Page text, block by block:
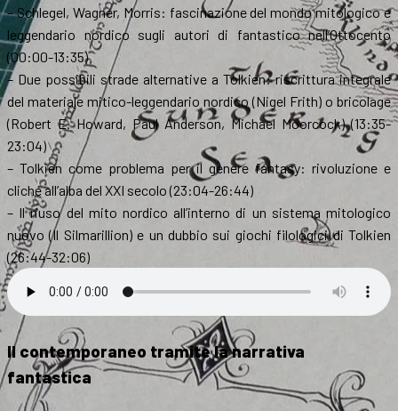
– Schlegel, Wagner, Morris: fascinazione del mondo mitologico e
leggendario nordico sugli autori di fantastico nell’Ottocento
(00:00-13:35)
– Due possibili strade alternative a Tolkien: riscrittura integrale
del materiale mitico-leggendario nordico (Nigel Frith) o bricolage
(Robert E. Howard, Paul Anderson, Michael Moorcock) (13:35-
23:04)
– Tolkien come problema per il genere fantasy: rivoluzione e
cliché all’alba del XXI secolo (23:04-26:44)
– Il riuso del mito nordico all’interno di un sistema mitologico
nuovo (Il Silmarillion) e un dubbio sui giochi filologici di Tolkien
(26:44-32:06)
Il contemporaneo tramite la narrativa
fantastica